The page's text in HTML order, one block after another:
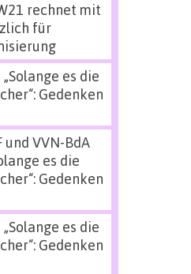
rechnet mit
für
„Solange es die
Gedenken
und VVN-BdA
es die
Gedenken
„Solange es die
Gedenken